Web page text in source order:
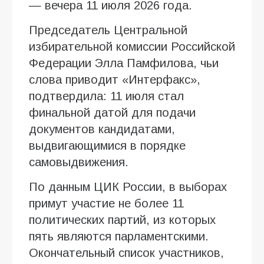
— вечера 11 июля 2026 года.
Председатель Центральной
избирательной комиссии Российской
Федерации Элла Памфилова, чьи
слова приводит «Интерфакс»,
подтвердила: 11 июля стал
финальной датой для подачи
документов кандидатами,
выдвигающимися в порядке
самовыдвижения.
По данным ЦИК России, в выборах
примут участие не более 11
политических партий, из которых
пять являются парламентскими.
Окончательный список участников,